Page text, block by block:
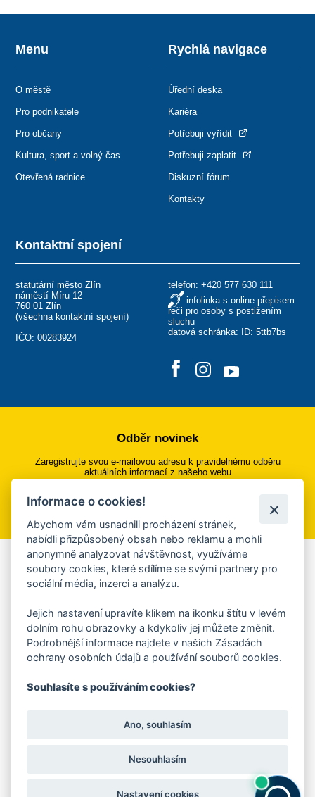
Kontaktní spojení
statutární město Zlín
náměstí Míru 12
760 01 Zlín
(všechna kontaktní spojení)
IČO: 00283924
telefon: +420 577 630 111
infolinka s online přepisem
řeči pro osoby s postižením
sluchu
datová schránka: ID: 5ttb7bs
Menu
O městě
Pro podnikatele
Pro občany
Kultura, sport a volný čas
Otevřená radnice
Rychlá navigace
Úřední deska
Kariéra
Potřebuji vyřídit
Potřebuji zaplatit
Diskuzní fórum
Kontakty
Odběr novinek
Zaregistrujte svou e-mailovou adresu k pravidelnému odběru
aktuálních informací z našeho webu
Přihlásit se k odběru
Aplikace Mobilní rozhlas
Chcete dostávat do svého mobilu či mailu upozornění na
ankety, pozvánky na kulturní a sportovní akce?
Více informací o aplikaci
Ochrana osobních údajů
Informace o cookies!
Abychom vám usnadnili procházení stránek,
nabídli přizpůsobený obsah nebo reklamu a mohli
anonymně analyzovat návštěvnost, využíváme
soubory cookies, které sdílíme se svými partnery pro
sociální média, inzerci a analýzu.
Jejich nastavení upravíte klikem na ikonku štítu v levém
dolním rohu obrazovky a kdykoliv jej můžete změnit.
Podrobnější informace najdete v našich Zásadách
ochrany osobních údajů a používání souborů cookies.
Souhlasíte s používáním cookies?
Ano, souhlasím
Nesouhlasím
Nastavení cookies